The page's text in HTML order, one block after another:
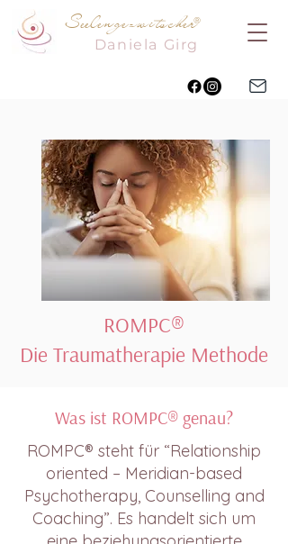
Seelengezwitscher
Daniela Girg
®
ROMPC®
Die Traumatherapie Methode
Was ist ROMPC® genau?
ROMPC® steht für “Relationship
oriented – Meridian-based
Psychotherapy, Counselling and
Coaching”. Es handelt sich um